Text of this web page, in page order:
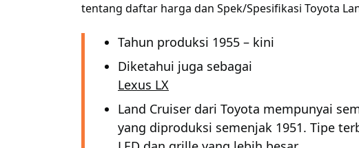
tentang daftar harga dan Spek/Spesifikasi Toyota
Tahun produksi 1955 – kini
Diketahui juga sebagai
Lexus LX
Land Cruiser dari Toyota mempunyai
yang diproduksi semenjak 1951. Tipe